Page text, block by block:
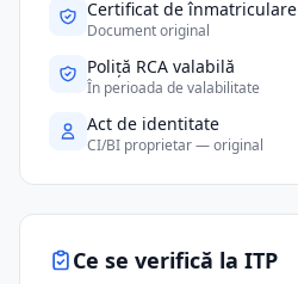
Certificat de înmatriculare
Document original
Poliță RCA valabilă
În perioada de valabilitate
Act de identitate
CI/BI proprietar — original
Ce se verifică la ITP